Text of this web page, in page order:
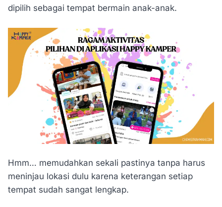
dipilih sebagai tempat bermain anak-anak.
Hmm… memudahkan sekali pastinya tanpa harus
meninjau lokasi dulu karena keterangan setiap
tempat sudah sangat lengkap.